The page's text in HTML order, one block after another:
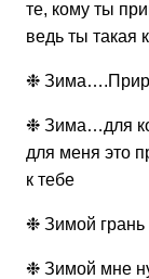
те, кому ты
ведь ты такая
❉
❉ Зима…для
для меня это
к тебе
❉ Зимой
❉ Зимой мне